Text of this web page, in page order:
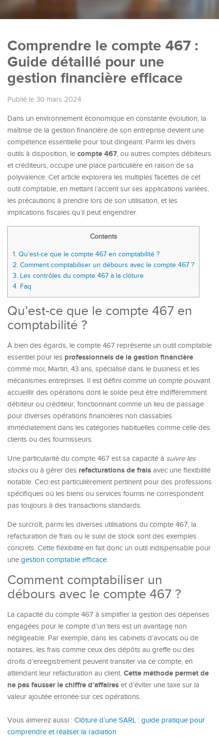
Comprendre le compte 467 :
Guide détaillé pour une
gestion financière efficace
Publié le 30 mars 2024
Dans un environnement économique en constante évolution, la
maîtrise de la gestion financière de son entreprise devient une
compétence essentielle pour tout dirigeant. Parmi les divers
outils à disposition, le compte 467, ou autres comptes débiteurs
et créditeurs, occupe une place particulière en raison de sa
polyvalence. Cet article explorera les multiples facettes de cet
outil comptable, en mettant l’accent sur ses applications variées,
les précautions à prendre lors de son utilisation, et les
implications fiscales qu’il peut engendrer.
Contents
1. Qu’est-ce que le compte 467 en comptabilité ?
2. Comment comptabiliser un débours avec le compte 467 ?
3. Les contrôles du compte 467 à la clôture
4. Faq
Qu’est-ce que le compte 467 en
comptabilité ?
À bien des égards, le compte 467 représente un outil comptable
essentiel pour les professionnels de la gestion financière
comme moi, Martin, 43 ans, spécialisé dans le business et les
mécanismes entreprises. Il est défini comme un compte pouvant
accueillir des opérations dont le solde peut être indifféremment
débiteur ou créditeur, fonctionnant comme un lieu de passage
pour diverses opérations financières non classables
immédiatement dans les catégories habituelles comme celle des
clients ou des fournisseurs.
Une particularité du compte 467 est sa capacité à suivre les
stocksou à gérer des refacturations de frais avec une flexibilité
notable. Ceci est particulièrement pertinent pour des professions
spécifiques où les biens ou services fournis ne correspondent
pas toujours à des transactions standards.
De surcroît, parmi les diverses utilisations du compte 467, la
refacturation de frais ou le suivi de stock sont des exemples
concrets. Cette flexibilité en fait donc un outil indispensable pour
une gestion comptable efficace.
Comment comptabiliser un
débours avec le compte 467 ?
La capacité du compte 467 à simplifier la gestion des dépenses
engagées pour le compte d’un tiers est un avantage non
négligeable. Par exemple, dans les cabinets d’avocats ou de
notaires, les frais comme ceux des dépôts au greffe ou des
droits d’enregistrement peuvent transiter via ce compte, en
attendant leur refacturation au client. Cette méthode permet de
ne pas fausser le chiffre d’affaires et d’éviter une taxe sur la
valeur ajoutée erronée sur ces opérations.
Vous aimerez aussi : Clôture d’une SARL : guide pratique pour
comprendre et réaliser la radiation